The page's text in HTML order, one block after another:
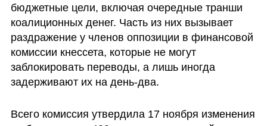
бюджетные цели, включая очередные транши
коалиционных денег. Часть из них вызывает
раздражение у членов оппозиции в финансовой
комиссии кнессета, которые не могут
заблокировать переводы, а лишь иногда
задерживают их на день-два.
Всего комиссия утвердила 17 ноября изменения